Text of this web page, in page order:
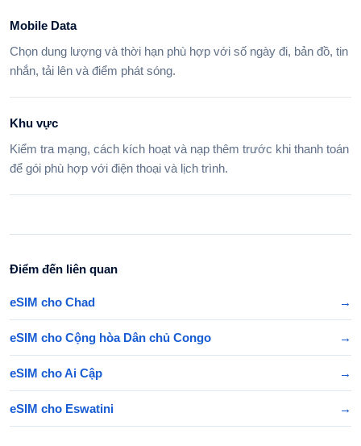
Mobile Data
Chọn dung lượng và thời hạn phù hợp với số ngày đi, bản đồ, tin
nhắn, tải lên và điểm phát sóng.
Khu vực
Kiểm tra mạng, cách kích hoạt và nạp thêm trước khi thanh toán
để gói phù hợp với điện thoại và lịch trình.
Điểm đến liên quan
eSIM cho Chad →
eSIM cho Cộng hòa Dân chủ Congo →
eSIM cho Ai Cập →
eSIM cho Eswatini →